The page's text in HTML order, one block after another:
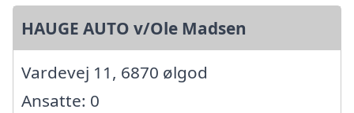
HAUGE AUTO v/Ole Madsen
Vardevej 11, 6870 ølgod
Ansatte: 0